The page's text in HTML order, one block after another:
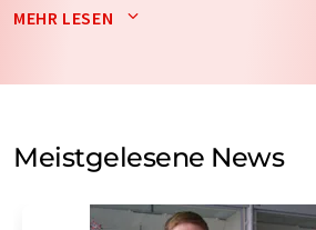
Newsletter per E-Mail zusendet. Ihre
auf Basis unsererDatenschutzerklärung
Meinungsforschung per E-Mail
Einwilligung können Sie jederzeit ohne
Str. 2, 12489 Berlin oder per E-Mail unter
MEHR LESEN
Meistgelesene News